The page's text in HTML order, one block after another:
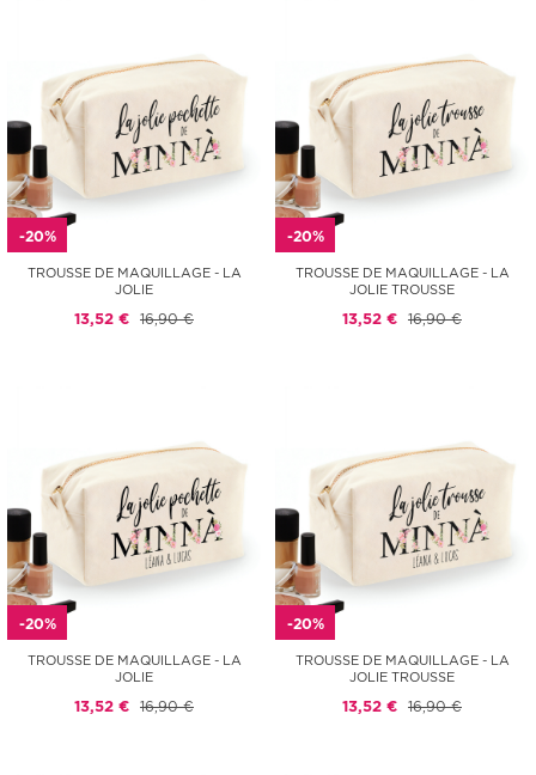
-20%
TROUSSE DE MAQUILLAGE - LA
JOLIE
13,52 € 16,90 €
-20%
TROUSSE DE MAQUILLAGE - LA
JOLIE TROUSSE
13,52 € 16,90 €
-20%
TROUSSE DE MAQUILLAGE - LA
JOLIE
13,52 € 16,90 €
-20%
TROUSSE DE MAQUILLAGE - LA
JOLIE TROUSSE
13,52 € 16,90 €